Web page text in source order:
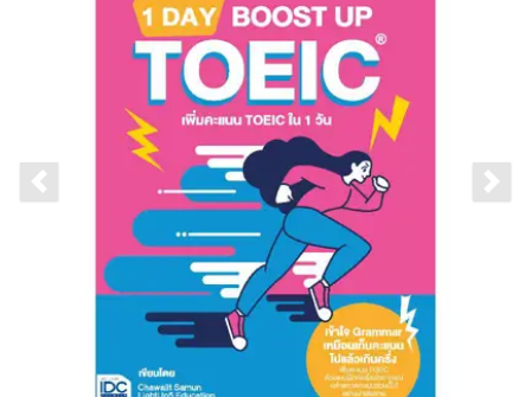
Previous slide